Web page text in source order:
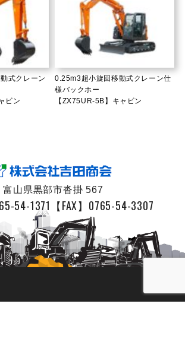
式クレーン
ビン
0.25m3超小旋回移動式クレーン仕
様バックホー
【ZX75UR-5B】キャビン
富山県黒部市沓掛 567
54-1371 【FAX】0765-54-3307